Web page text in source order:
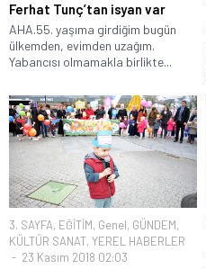
Ferhat Tunç’tan isyan var
AHA.55. yaşıma girdiğim bugün
ülkemden, evimden uzağım.
Yabancısı olmamakla birlikte...
3. SAYFA, EĞİTİM, Genel, GÜNDEM,
KÜLTÜR SANAT, YEREL HABERLER
23 Kasım 2018 02:03